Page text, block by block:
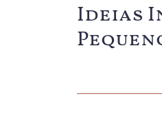
Ideias